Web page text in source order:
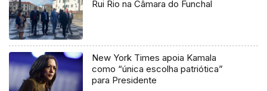
Rui Rio na Câmara do Funchal
New York Times apoia Kamala
como “única escolha patriótica”
para Presidente